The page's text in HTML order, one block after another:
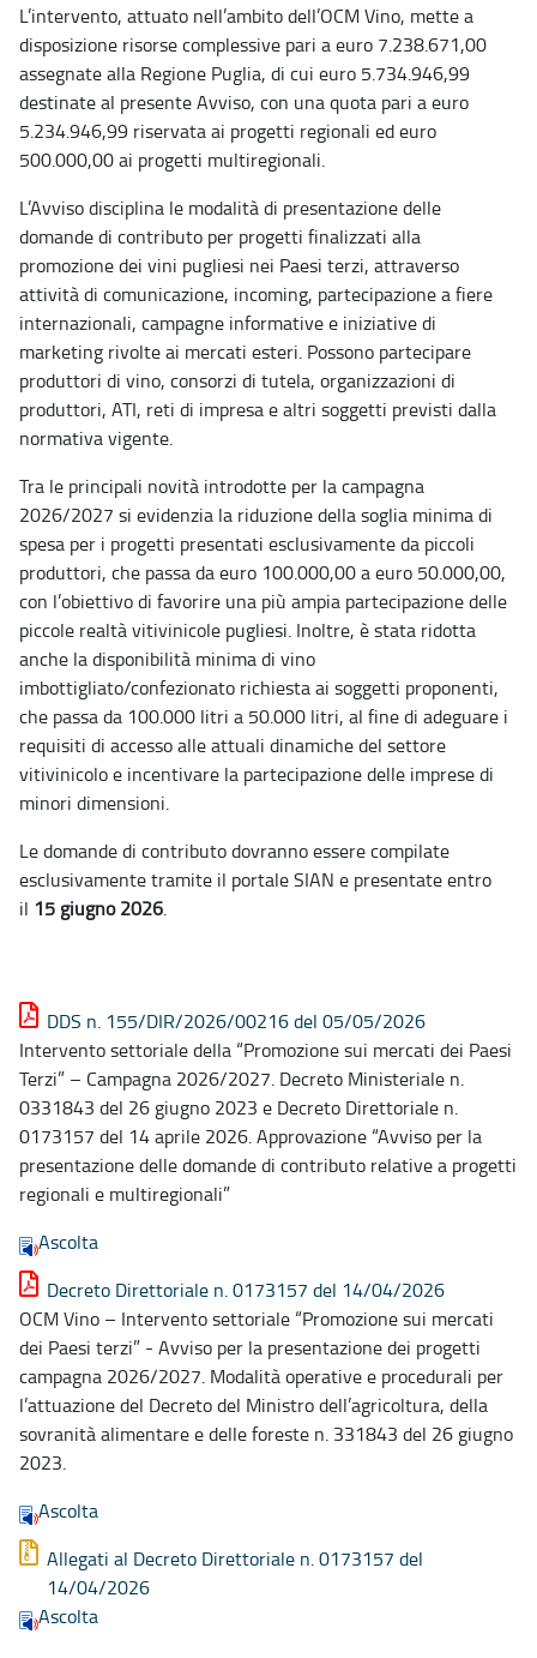
L’intervento, attuato nell’ambito dell’OCM Vino, mette a
disposizione risorse complessive pari a euro 7.238.671,00
assegnate alla Regione Puglia, di cui euro 5.734.946,99
destinate al presente Avviso, con una quota pari a euro
5.234.946,99 riservata ai progetti regionali ed euro
500.000,00 ai progetti multiregionali.
L’Avviso disciplina le modalità di presentazione delle
domande di contributo per progetti finalizzati alla
promozione dei vini pugliesi nei Paesi terzi, attraverso
attività di comunicazione, incoming, partecipazione a fiere
internazionali, campagne informative e iniziative di
marketing rivolte ai mercati esteri. Possono partecipare
produttori di vino, consorzi di tutela, organizzazioni di
produttori, ATI, reti di impresa e altri soggetti previsti dalla
normativa vigente.
Tra le principali novità introdotte per la campagna
2026/2027 si evidenzia la riduzione della soglia minima di
spesa per i progetti presentati esclusivamente da piccoli
produttori, che passa da euro 100.000,00 a euro 50.000,00,
con l’obiettivo di favorire una più ampia partecipazione delle
piccole realtà vitivinicole pugliesi. Inoltre, è stata ridotta
anche la disponibilità minima di vino
imbottigliato/confezionato richiesta ai soggetti proponenti,
che passa da 100.000 litri a 50.000 litri, al fine di adeguare i
requisiti di accesso alle attuali dinamiche del settore
vitivinicolo e incentivare la partecipazione delle imprese di
minori dimensioni.
Le domande di contributo dovranno essere compilate
esclusivamente tramite il portale SIAN e presentate entro
il 15 giugno 2026.
DDS n. 155/DIR/2026/00216 del 05/05/2026
Intervento settoriale della “Promozione sui mercati dei Paesi
Terzi” – Campagna 2026/2027. Decreto Ministeriale n.
0331843 del 26 giugno 2023 e Decreto Direttoriale n.
0173157 del 14 aprile 2026. Approvazione “Avviso per la
presentazione delle domande di contributo relative a progetti
regionali e multiregionali”
Ascolta
Decreto Direttoriale n. 0173157 del 14/04/2026
OCM Vino – Intervento settoriale “Promozione sui mercati
dei Paesi terzi” - Avviso per la presentazione dei progetti
campagna 2026/2027. Modalità operative e procedurali per
l’attuazione del Decreto del Ministro dell’agricoltura, della
sovranità alimentare e delle foreste n. 331843 del 26 giugno
2023.
Ascolta
Allegati al Decreto Direttoriale n. 0173157 del
14/04/2026
Ascolta